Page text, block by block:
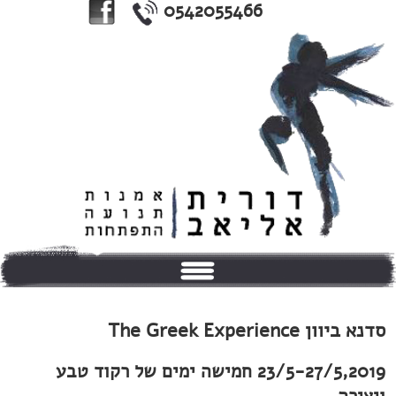
0542055466
טיפולים
סדנא ביוון The Greek Experience
23/5-27/5,2019 חמישה ימים של רקוד טבע